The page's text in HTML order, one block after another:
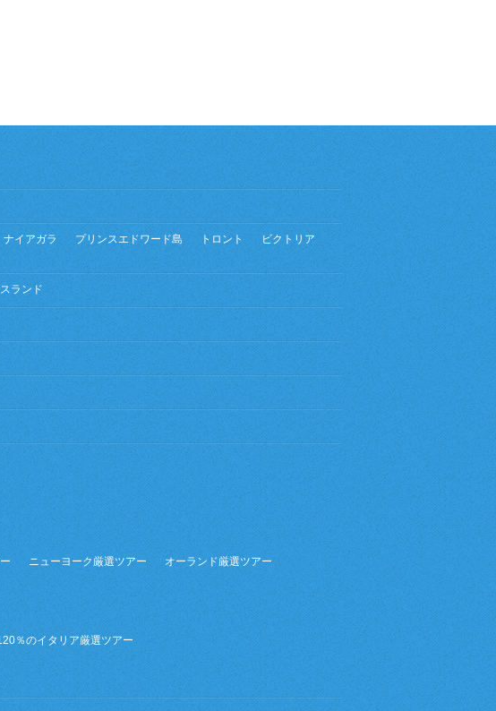
ナイアガラ プリンスエドワード島 トロント
ビクトリア
ランド
ニューヨーク厳選ツアー
オーランド厳選ツアー
％のイタリア厳選ツアー